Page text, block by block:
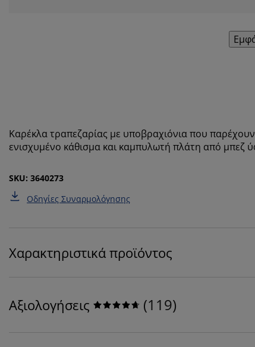
Καρέκλα τραπεζαρίας με υποβραχιόνια που
ενισχυμένο κάθισμα και καμπυλωτή πλάτη από
SKU: 3640273
Οδηγίες Συναρμολόγησης
Χαρακτηριστικά προϊόντος
Αξιολογήσεις (119)